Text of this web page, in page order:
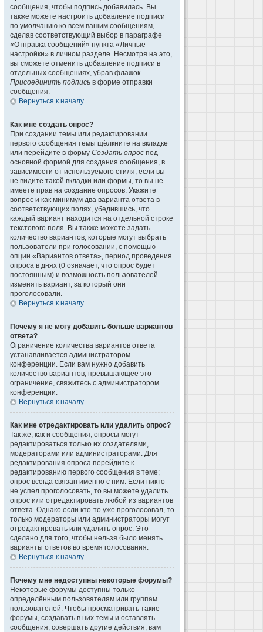
сообщения, чтобы подпись добавилась. Вы
также можете настроить добавление подписи
по умолчанию ко всем вашим сообщениям,
сделав соответствующий выбор в параграфе
«Отправка сообщений» пункта «Личные
настройки» в личном разделе. Несмотря на это,
вы сможете отменить добавление подписи в
отдельных сообщениях, убрав флажок
Присоединить подпись в форме отправки
сообщения.
Вернуться к началу
Как мне создать опрос?
При создании темы или редактировании
первого сообщения темы щёлкните на вкладке
или перейдите в форму Создать опрос под
основной формой для создания сообщения, в
зависимости от используемого стиля; если вы
не видите такой вкладки или формы, то вы не
имеете прав на создание опросов. Укажите
вопрос и как минимум два варианта ответа в
соответствующих полях, убедившись, что
каждый вариант находится на отдельной строке
текстового поля. Вы также можете задать
количество вариантов, которые могут выбрать
пользователи при голосовании, с помощью
опции «Вариантов ответа», период проведения
опроса в днях (0 означает, что опрос будет
постоянным) и возможность пользователей
изменять вариант, за который они
проголосовали.
Вернуться к началу
Почему я не могу добавить больше вариантов
ответа?
Ограничение количества вариантов ответа
устанавливается администратором
конференции. Если вам нужно добавить
количество вариантов, превышающее это
ограничение, свяжитесь с администратором
конференции.
Вернуться к началу
Как мне отредактировать или удалить опрос?
Так же, как и сообщения, опросы могут
редактироваться только их создателями,
модераторами или администраторами. Для
редактирования опроса перейдите к
редактированию первого сообщения в теме;
опрос всегда связан именно с ним. Если никто
не успел проголосовать, то вы можете удалить
опрос или отредактировать любой из вариантов
ответа. Однако если кто-то уже проголосовал, то
только модераторы или администраторы могут
отредактировать или удалить опрос. Это
сделано для того, чтобы нельзя было менять
варианты ответов во время голосования.
Вернуться к началу
Почему мне недоступны некоторые форумы?
Некоторые форумы доступны только
определённым пользователям или группам
пользователей. Чтобы просматривать такие
форумы, создавать в них темы и оставлять
сообщения, совершать другие действия, вам